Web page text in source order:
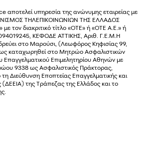
αποτελεί υπηρεσία της ανώνυµης εταιρείας µε
ΤΗΛΕΠΙΚΟΙΝΩΝΙΩΝ ΤΗΣ ΕΛΛΑΔΟΣ
τον διακριτικό τίτλο «OTE» ή «ΟΤΕ Α.Ε.» ή
ΚΕΦΟΔΕ ΑΤΤΙΚΗΣ, Αριθ. Γ.Ε.Μ.Η
στο Μαρούσι, (Λεωφόρος Κηφισίας 99,
καταχωρηθεί στο Μητρώο Ασφαλιστικών
Επιµελητηρίου Αθηνών µε
9338 ως Ασφαλιστικός Πράκτορας,
Διεύθυνση Εποπτείας Επαγγελματικής και
(ΔΕΕΙΑ) της Τράπεζας της Ελλάδος και το